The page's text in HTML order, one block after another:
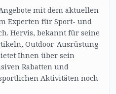
mit dem aktuellen
Experten für Sport- und
Hervis, bekannt für seine
Outdoor-Ausrüstung
Ihnen über sein
Rabatten und
Aktivitäten noch